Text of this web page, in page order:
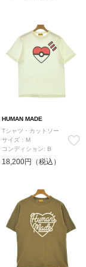
HUMAN MADE
Tシャツ・カットソー
サイズ：M
コンディション: B
18,200円（税込）